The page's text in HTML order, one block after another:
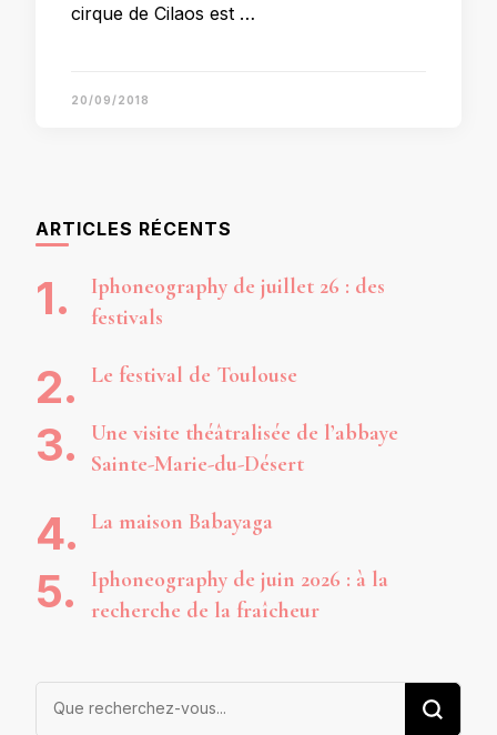
cirque de Cilaos est …
20/09/2018
ARTICLES RÉCENTS
Iphoneography de juillet 26 : des
festivals
Le festival de Toulouse
Une visite théâtralisée de l’abbaye
Sainte-Marie-du-Désert
La maison Babayaga
Iphoneography de juin 2026 : à la
recherche de la fraîcheur
Vous